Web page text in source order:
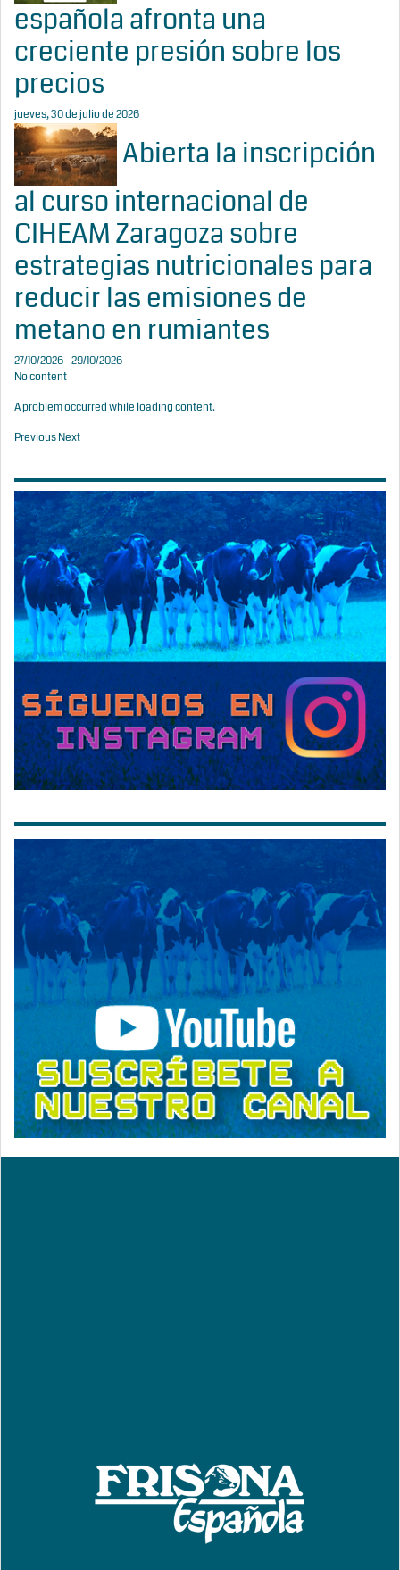
española afronta una
creciente presión sobre los
precios
jueves, 30 de julio de 2026
Abierta la inscripción
al curso internacional de
CIHEAM Zaragoza sobre
estrategias nutricionales para
reducir las emisiones de
metano en rumiantes
27/10/2026 - 29/10/2026
No content
A problem occurred while loading content.
PreviousNext